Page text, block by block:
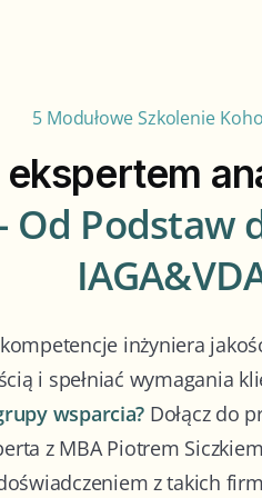
5 Modułowe Szkolenie
Od Podstaw
inżyniera
i spełniać wymagania
wsparcia? Dołącz do
z MBA Piotrem
z takich